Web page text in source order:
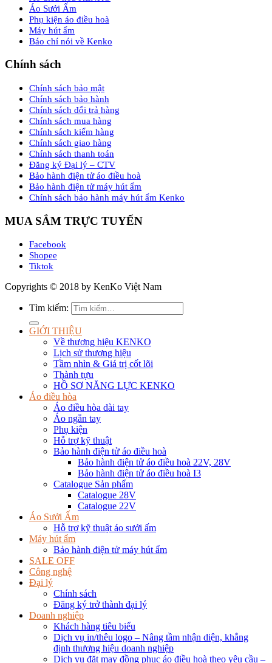
Áo Sưởi Ấm
Phụ kiện áo điều hoà
Máy hút ẩm
Báo chí nói về Kenko
Chính sách
Chính sách bảo mật
Chính sách bảo hành
Chính sách đổi trả hàng
Chính sách mua hàng
Chính sách kiểm hàng
Chính sách giao hàng
Chính sách thanh toán
Đăng ký Đại lý – CTV
Bảo hành điện tử áo điều hoà
Bảo hành điện tử máy hút ẩm
Chính sách bảo hành máy hút ẩm Kenko
MUA SẮM TRỰC TUYẾN
Facebook
Shopee
Tiktok
Copyrights © 2018 by KenKo Việt Nam
Tìm kiếm:
GIỚI THIỆU
Về thương hiệu KENKO
Lịch sử thương hiệu
Tầm nhìn & Giá trị cốt lõi
Thành tựu
HỒ SƠ NĂNG LỰC KENKO
Áo điều hòa
Áo điều hòa dài tay
Áo ngắn tay
Phụ kiện
Hỗ trợ kỹ thuật
Bảo hành điện tử áo điều hoà
Bảo hành điện tử áo điều hoà 22V, 28V
Bảo hành điện tử áo điều hoà I3
Catalogue Sản phẩm
Catalogue 28V
Catalogue 22V
Áo Sưởi Ấm
Hỗ trợ kỹ thuật áo sưởi ấm
Máy hút ẩm
Bảo hành điện tử máy hút ẩm
SALE OFF
Công nghệ
Đại lý
Chính sách
Đăng ký trở thành đại lý
Doanh nghiệp
Khách hàng tiêu biểu
Dịch vụ in/thêu logo – Nâng tầm nhận diện, khẳng
định thương hiệu doanh nghiệp
Dịch vụ đặt may đồng phục áo điều hoà theo yêu cầu –